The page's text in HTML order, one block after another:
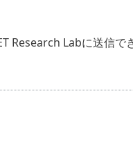
Research Labに送信